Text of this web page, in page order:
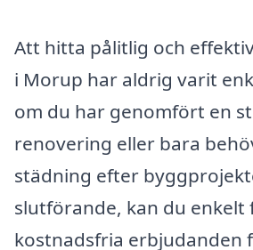
Att hitta pålitlig och
i Morup har aldrig varit
om du har genomfört en
renovering eller bara
städning efter
slutförande, kan du enkelt
kostnadsfria erbjudanden